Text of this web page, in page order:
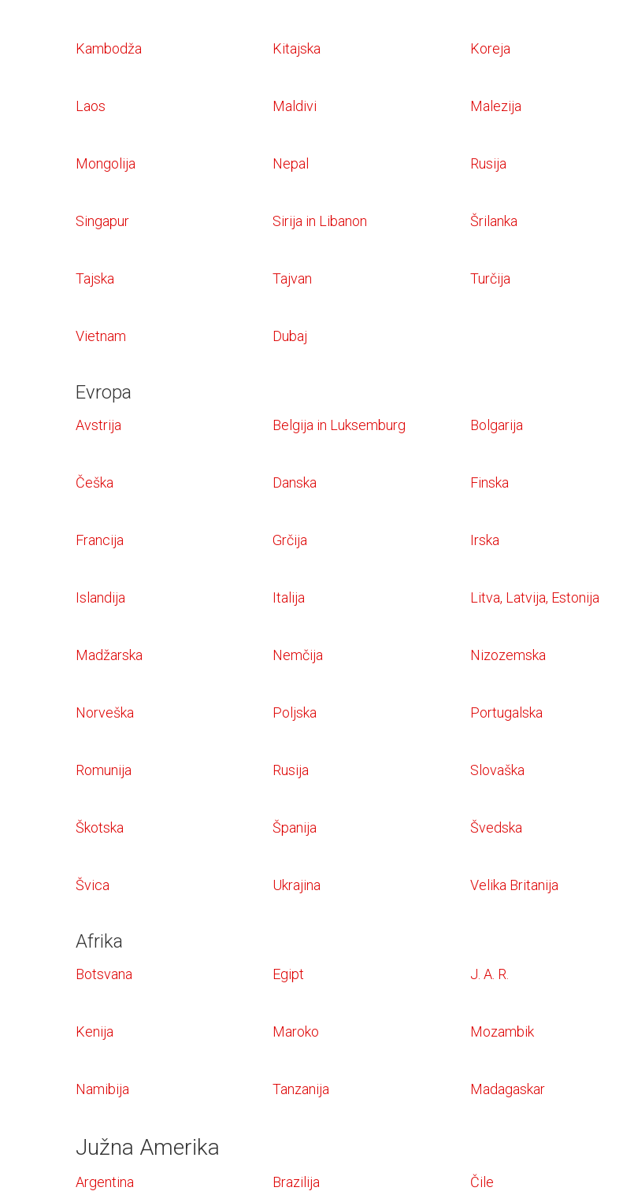
Kambodža Kitajska Koreja
Laos Maldivi Malezija
Mongolija Nepal Rusija
Singapur Sirija in Libanon Šrilanka
Tajska Tajvan Turčija
Vietnam Dubaj
Evropa
Avstrija Belgija in Luksemburg Bolgarija
Češka Danska Finska
Francija Grčija Irska
Islandija Italija Litva, Latvija, Estonija
Madžarska Nemčija Nizozemska
Norveška Poljska Portugalska
Romunija Rusija Slovaška
Škotska Španija Švedska
Švica Ukrajina Velika Britanija
Afrika
Botsvana Egipt J. A. R.
Kenija Maroko Mozambik
Namibija Tanzanija Madagaskar
Južna Amerika
Argentina Brazilija Čile